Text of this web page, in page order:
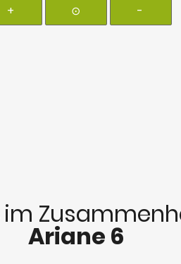
+ ⊙ -
im
Ariane 6